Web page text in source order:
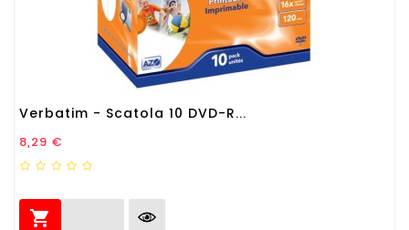
Verbatim - Scatola 10 DVD-R...
Prezzo
8,29 €
